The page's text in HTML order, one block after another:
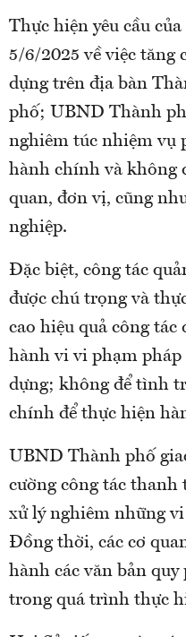
Thực hiện yêu cầu
5/6/2025 về việc tăng
dựng trên địa bàn
phố; UBND Thành
nghiêm túc nhiệm vụ
hành chính và không
quan, đơn vị, cũng
nghiệp.
Đặc biệt, công tác
được chú trọng và
cao hiệu quả công
hành vi vi phạm
dựng; không để tình
chính để thực hiện
UBND Thành phố
cường công tác
xử lý nghiêm những
Đồng thời, các cơ
hành các văn bản
trong quá trình thực